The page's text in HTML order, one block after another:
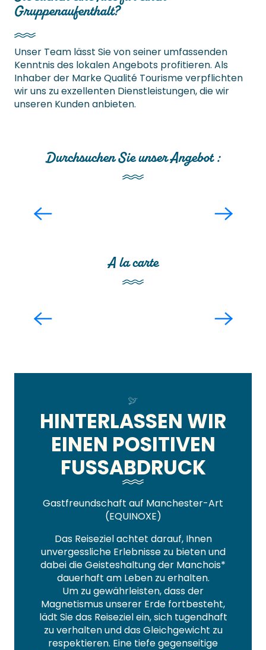
Gruppenaufenthalt?
Unser Team lässt Sie von seiner umfassenden
Kenntnis des lokalen Angebots profitieren. Als
Inhaber der Marke Qualité Tourisme verpflichten
wir uns zu exzellenten Dienstleistungen, die wir
unseren Kunden anbieten.
Durchsuchen Sie unser Angebot :
A la carte
HINTERLASSEN WIR
EINEN POSITIVEN
FUSSABDRUCK
Gastfreundschaft auf Manchester-Art
(EQUINOXE)
Das Reiseziel achtet darauf, Ihnen
unvergessliche Erlebnisse zu bieten und
dabei die Geisteshaltung der Manchois*
dauerhaft am Leben zu erhalten.
Um zu gewährleisten, dass der
Magnetismus unserer Erde fortbesteht,
lädt Sie das Reiseziel ein, sich tugendhaft
zu verhalten und das Gleichgewicht zu
respektieren. Eine tiefe gegenseitige